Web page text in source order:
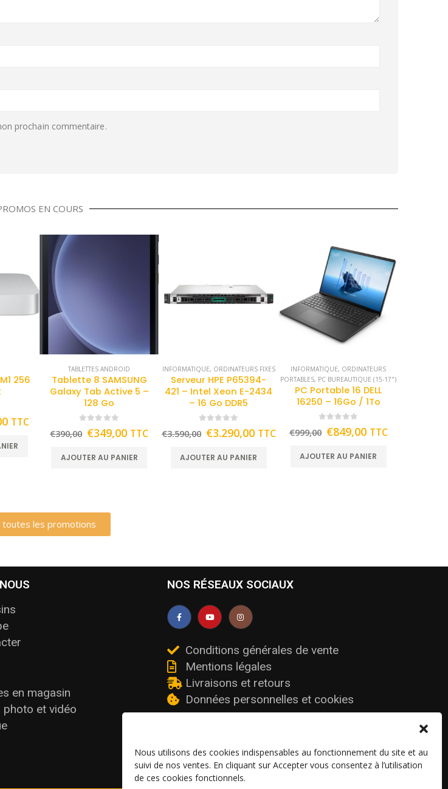
Nous utilisons des cookies indispensables au fonctionnement du site et au
suivi de nos ventes. En cliquant sur Accepter vous consentez à l’utilisation
de ces cookies fonctionnels.
prochain commentaire.
EN COURS
256
TTC
TABLETTES ANDROID
Tablette 8 SAMSUNG
Galaxy Tab Active 5 –
128 Go
€390,00 €349,00 TTC
AJOUTER AU PANIER
INFORMATIQUE, ORDINATEURS FIXES
Serveur HPE P65394-
421 – Intel Xeon E-2434
– 16 Go DDR5
€3.590,00 €3.290,00 TTC
AJOUTER AU PANIER
INFORMATIQUE, ORDINATEURS
PORTABLES, PC BUREAUTIQUE (15-17")
PC Portable 16 DELL
16250 – 16Go / 1To
€999,00 €849,00 TTC
AJOUTER AU PANIER
toutes les promotions
en magasin
photo et vidéo
NOS RÉSEAUX SOCIAUX
Conditions générales de vente
Mentions légales
Livraisons et retours
Données personnelles et cookies